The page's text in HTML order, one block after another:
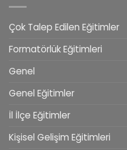
Çok Talep Edilen Eğitimler
Formatörlük Eğitimleri
Genel
Genel Eğitimler
İl İlçe Eğitimler
Kişisel Gelişim Eğitimleri